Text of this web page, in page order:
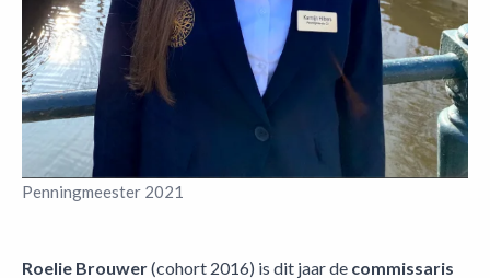
Penningmeester 2021
Roelie Brouwer(cohort 2016) is dit jaar de commissaris